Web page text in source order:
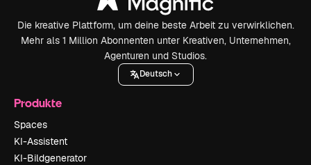
Die kreative Plattform, um deine beste Arbeit zu verwirklichen.
Mehr als 1 Million Abonnenten unter Kreativen, Unternehmen,
Agenturen und Studios.
Deutsch
Produkte
Spaces
KI-Assistent
KI-Bildgenerator